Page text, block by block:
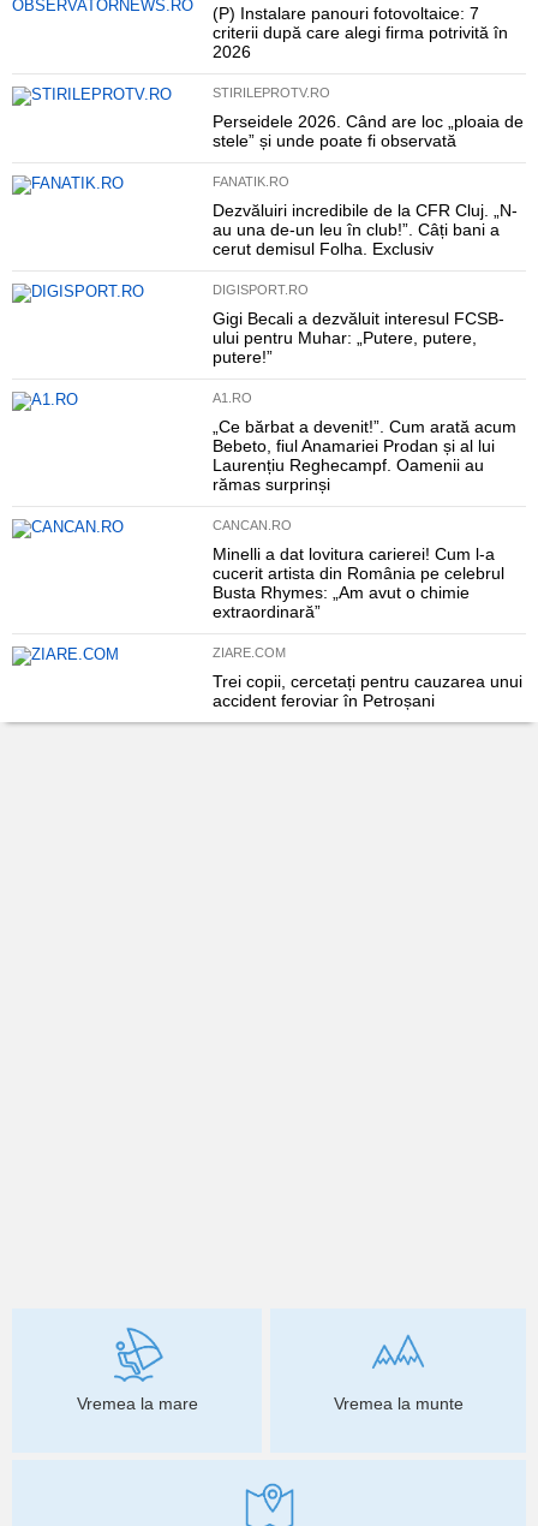
(P) Instalare panouri fotovoltaice: 7
criterii după care alegi firma potrivită în
2026
STIRILEPROTV.RO
Perseidele 2026. Când are loc „ploaia de
stele” și unde poate fi observată
FANATIK.RO
Dezvăluiri incredibile de la CFR Cluj. „N-
au una de-un leu în club!”. Câți bani a
cerut demisul Folha. Exclusiv
DIGISPORT.RO
Gigi Becali a dezvăluit interesul FCSB-
ului pentru Muhar: „Putere, putere,
putere!”
A1.RO
„Ce bărbat a devenit!”. Cum arată acum
Bebeto, fiul Anamariei Prodan și al lui
Laurențiu Reghecampf. Oamenii au
rămas surprinși
CANCAN.RO
Minelli a dat lovitura carierei! Cum l-a
cucerit artista din România pe celebrul
Busta Rhymes: „Am avut o chimie
extraordinară”
ZIARE.COM
Trei copii, cercetați pentru cauzarea unui
accident feroviar în Petroșani
Vremea la mare Vremea la munte